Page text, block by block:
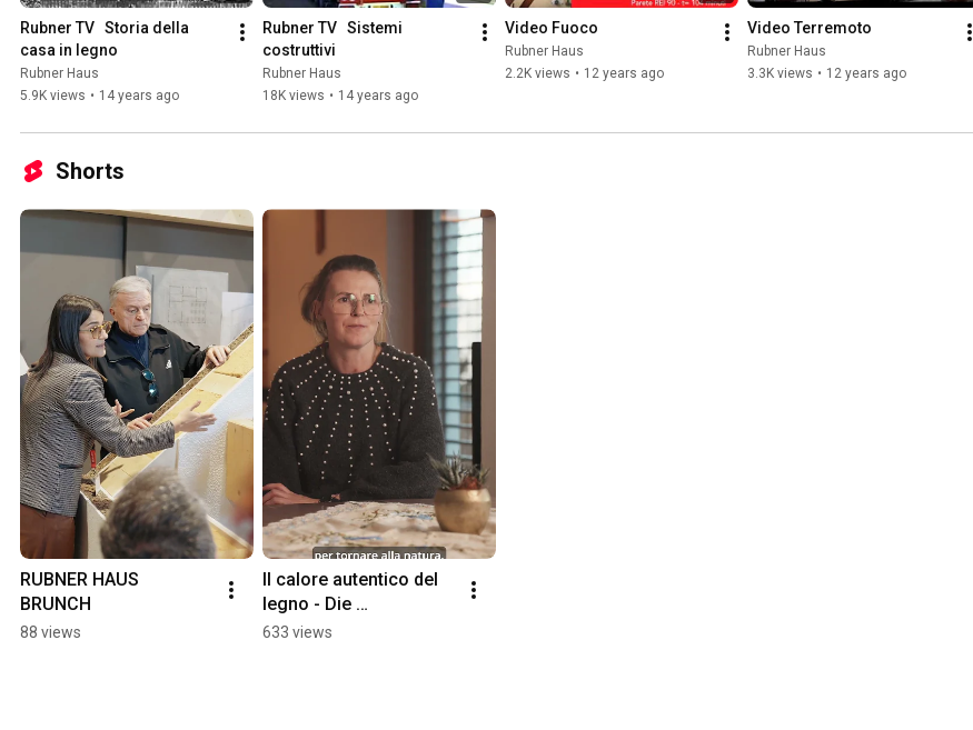
Rubner TV   Storia della
casa in legno
Rubner Haus
5.9K views • 14 years ago
Rubner TV   Sistemi
costruttivi
Rubner Haus
18K views • 14 years ago
Video Fuoco
Rubner Haus
2.2K views • 12 years ago
Video Terremoto
Rubner Haus
3.3K views • 12 years ago
Shorts
RUBNER HAUS
BRUNCH
88 views
Il calore autentico del
legno - Die
authentische Wärme
633 views